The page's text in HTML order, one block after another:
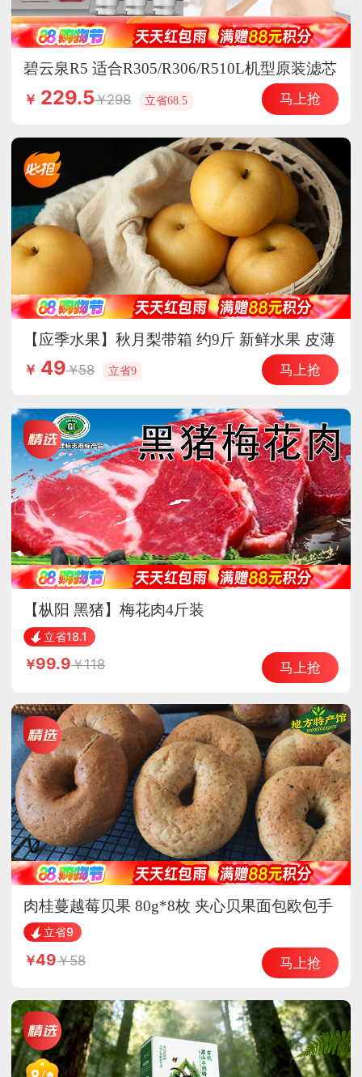
碧云泉R5 适合R305/R306/R510L机型原装滤芯
（选组合更优惠）
￥ 229.5 298 立省68.5 马上抢
【应季水果】秋月梨带箱 约9斤 新鲜水果 皮薄
脆甜
￥ 49 58 立省9 马上抢
【枞阳 黑猪】梅花肉4斤装
立省18.1
99.9 118 马上抢
肉桂蔓越莓贝果 80g*8枚 夹心贝果面包欧包手
工烘焙
立省9
49 58 马上抢